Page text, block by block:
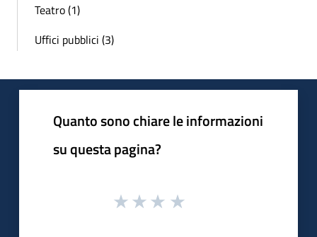
Teatro (1)
Uffici pubblici (3)
Quanto sono chiare le informazioni
su questa pagina?